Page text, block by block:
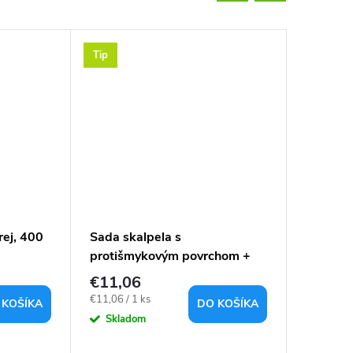
400
Tip
Sada skalpela s
protišmykovým povrchom +
10ks čepeľou
€11,06
Jednotková
cena:
€11,06 / 1 ks
Skladom
DO KOŠÍKA